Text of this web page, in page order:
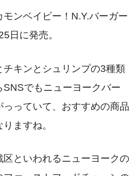
ンベイビー！N.Y.バーガー
日に発売。
チキンとシュリンプの3種類
SNSでもニューヨークバー
っっていて、おすすめの商品
ますね。
といわれるニューヨークの